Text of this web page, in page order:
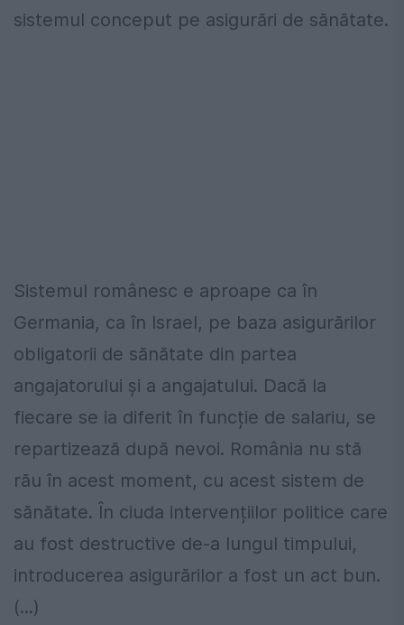
sistemul conceput pe asigurări de sănătate.
Sistemul românesc e aproape ca în
Germania, ca în Israel, pe baza asigurărilor
obligatorii de sănătate din partea
angajatorului și a angajatului. Dacă la
fiecare se ia diferit în funcție de salariu, se
repartizează după nevoi. România nu stă
rău în acest moment, cu acest sistem de
sănătate. În ciuda intervențiilor politice care
au fost destructive de-a lungul timpului,
introducerea asigurărilor a fost un act bun.
(...)